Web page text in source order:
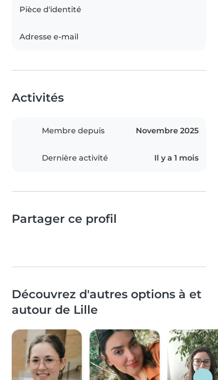
Pièce d'identité
Adresse e-mail
Activités
Membre depuis Novembre 2025
Dernière activité Il y a 1 mois
Partager ce profil
Découvrez d'autres options à et
autour de Lille